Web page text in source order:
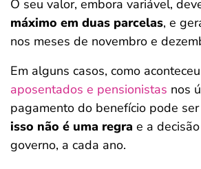
O seu valor, embora variável,
máximo em duas parcelas, e
nos meses de novembro e
Em alguns casos, como
aposentados e pensionistas nos
pagamento do benefício pode
isso não é uma regra e a
governo, a cada ano.